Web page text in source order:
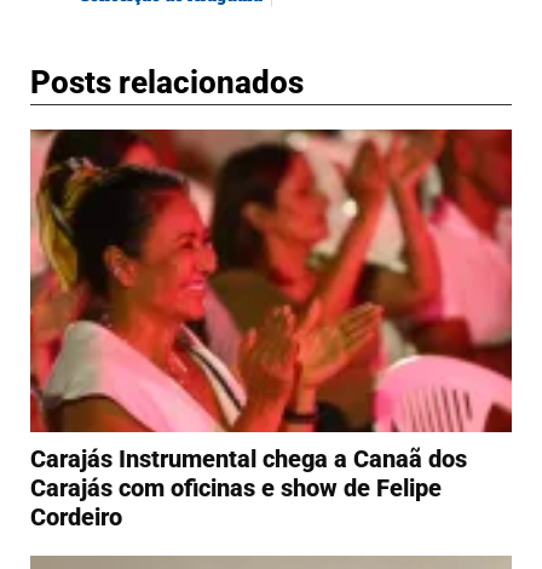
Posts relacionados
Carajás Instrumental chega a Canaã dos
Carajás com oficinas e show de Felipe
Cordeiro